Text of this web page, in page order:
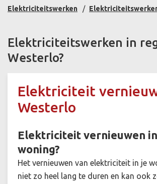
Elektriciteitswerken
Elektriciteitswerken in
Westerlo?
Elektriciteit
Westerlo
Elektriciteit vernieuwen
woning?
Het vernieuwen van elektriciteit in je
niet zo heel lang te duren en kan ook